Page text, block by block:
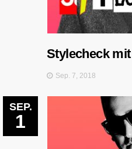
Stylecheck
Sep. 7, 2018
SEP.
1